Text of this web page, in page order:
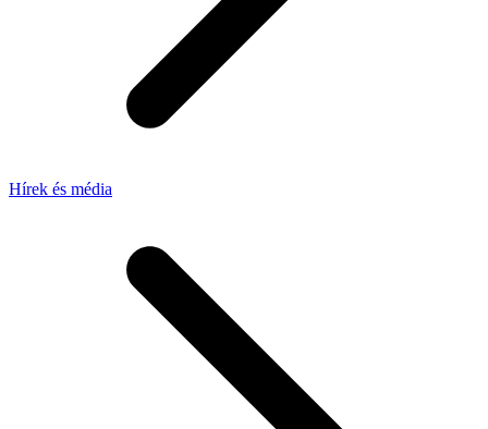
Hírek és média